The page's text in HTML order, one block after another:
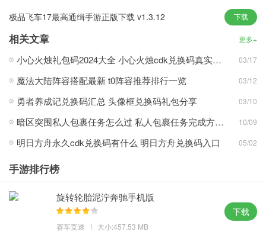
改装您的车辆以显着提高性能并在常规比赛中提供最令人兴奋的体
验。
具有超现实的物理和逻辑、三维动画角色以及完美的定制系统。
每个玩家都将在游戏中扮演最好的角色，对抗最强的车手，享受游
汽车定制系统，收集独特的车辆，定制造型、内饰甚至高科技武器;
超过 40 辆独特的汽车等待您解锁和使用，在世界锦标赛中排名，并
赢得独家游戏内奖品。
超过40种不同风格的赛车等你来启动，并在游戏中获得专属奖励。
参加在线比赛或锦标赛以获得排名，全新的沙滩赛车给你带来新的
感受、新的元素。
高清细腻的游戏画面、精致逼真的场景布局、三维卡通人物立绘;
极品飞车17最高通缉手游正版下载 v1.3.12 下载
相关文章 更多+
小心火烛礼包码2024大全 小心火烛cdk兑换码真实有效分享 03/17
魔法大陆阵容搭配最新 t0阵容推荐排行一览 03/12
勇者养成记兑换码汇总 头像框兑换码礼包分享 03/10
暗区突围私人包裹任务怎么过 私人包裹任务完成方法攻略 10/09
明日方舟永久cdk兑换码有什么 明日方舟兑换码入口 05/02
手游排行榜
旋转轮胎泥泞奔驰手机版
赛车竞速 大小:457.53 MB
下载